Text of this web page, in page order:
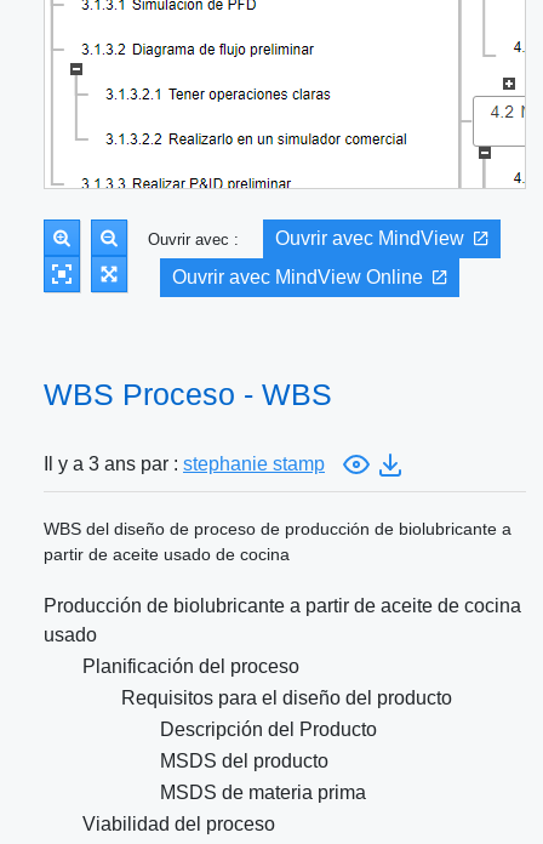
Ouvrir avec :
Ouvrir avec MindView
Ouvrir avec MindView Online
WBS Proceso - WBS
Il y a 3 ans par : stephanie stamp
WBS del diseño de proceso de producción de biolubricante a
partir de aceite usado de cocina
Producción de biolubricante a partir de aceite de cocina
usado
Planificación del proceso
Requisitos para el diseño del producto
Descripción del Producto
MSDS del producto
MSDS de materia prima
Viabilidad del proceso